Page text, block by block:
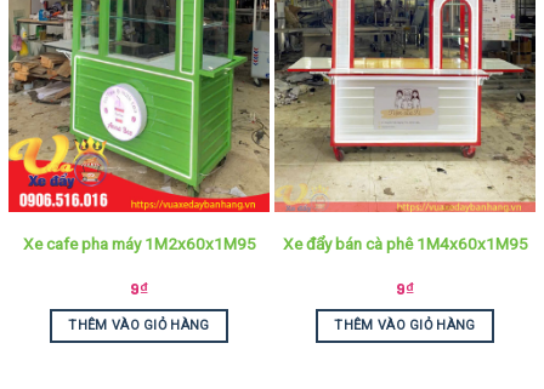
Xe cafe pha máy 1M2x60x1M95
9₫
THÊM VÀO GIỎ HÀNG
Xe đẩy bán cà phê 1M4x60x1M95
9₫
THÊM VÀO GIỎ HÀNG